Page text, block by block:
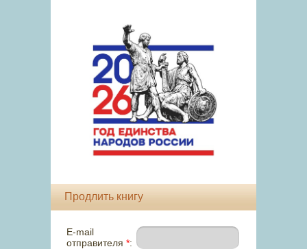
Продлить книгу
E-mail
отправителя *: